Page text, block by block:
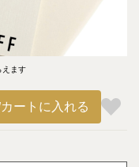
えます
カートに入れる